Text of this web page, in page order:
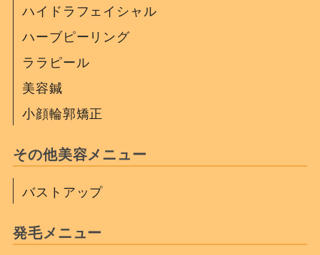
ハイドラフェイシャル
ハーブピーリング
ララピール
美容鍼
小顔輪郭矯正
その他美容メニュー
バストアップ
発毛メニュー